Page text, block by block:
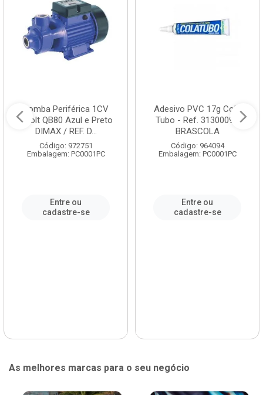
Bomba Periférica 1CV
Bivolt QB80 Azul e Preto
DIMAX / REF. D...
Código: 972751
Embalagem: PC0001PC
Entre ou
cadastre-se
Adesivo PVC 17g Cola
Tubo - Ref. 3130009 -
BRASCOLA
Código: 964094
Embalagem: PC0001PC
Entre ou
cadastre-se
As melhores marcas para o seu negócio